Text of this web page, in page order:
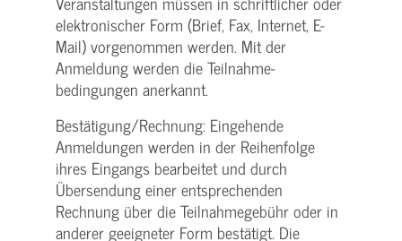
elektronischer Form (Brief, Fax, Internet, E-
Mail) vorgenommen werden. Mit der
Anmeldung werden die Teilnahme­
bedingungen anerkannt.
Bestätigung­/Rechnung: Eingehende
Anmeldungen werden in der Reihenfolge
ihres Eingangs bearbeitet und durch
Übersendung einer entsprechenden
Rechnung über die Teilnahmegebühr oder in
anderer geeigneter Form bestätigt. Die